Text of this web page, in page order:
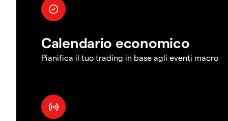
Calendario economico
Pianifica il tuo trading in base agli eventi macro